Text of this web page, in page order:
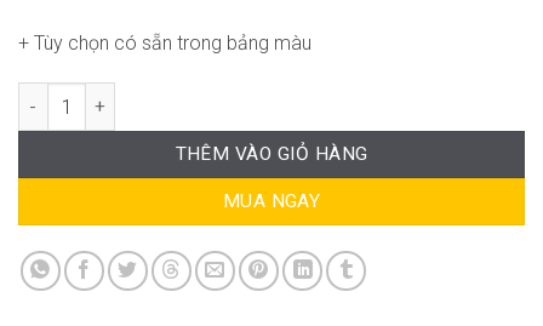
+ Tùy chọn có sẵn trong bảng màu
Ghế Gus RPB-GVP256 số lượng
THÊM VÀO GIỎ HÀNG
MUA NGAY